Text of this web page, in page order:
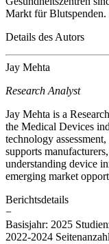
Markt für Blutspenden.
Details des Autors
Jay Mehta
Research Analyst
Jay Mehta is a
the Medical Devices
technology
supports
understanding device
emerging market
Berichtsdetails
−
Basisjahr: 2025
2022-2024